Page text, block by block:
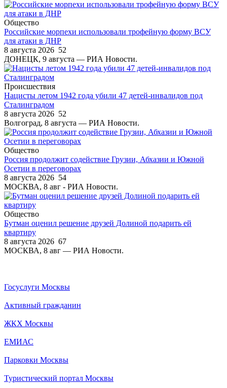
Общество
Российские морпехи использовали трофейную форму ВСУ
для атаки в ДНР
8 августа 2026 52
ДОНЕЦК, 9 августа — РИА Новости.
Происшествия
Нацисты летом 1942 года убили 47 детей-инвалидов под
Сталинградом
8 августа 2026 52
Волгоград, 8 августа — РИА Новости.
Общество
Россия продолжит содействие Грузии, Абхазии и Южной
Осетии в переговорах
8 августа 2026 54
МОСКВА, 8 авг - РИА Новости.
Общество
Бутман оценил решение друзей Долиной подарить ей
квартиру
8 августа 2026 67
МОСКВА, 8 авг — РИА Новости.
Госуслуги Москвы
Активный гражданин
ЖКХ Москвы
ЕМИАС
Парковки Москвы
Туристический портал Москвы